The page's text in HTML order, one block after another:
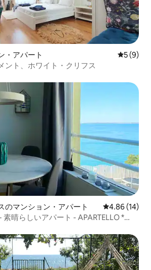
・アパート レビュー
5 (9)
ント、ホワイト・クリフス
のマンション・アパート レビュー14
4.86 (14)
晴らしいアパート - APARTELLO *